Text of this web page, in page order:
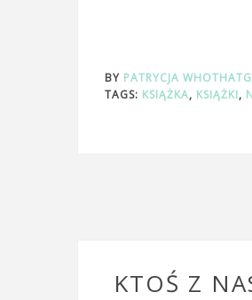
BY PATRYCJA
TAGS: KSIĄŻKA, KSIĄŻKI,
KTOŚ Z